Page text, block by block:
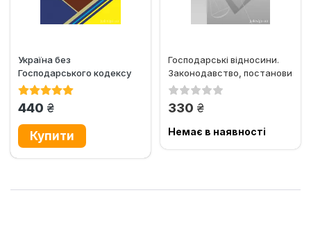
Україна без
Господарського кодексу
440 грн.
Господарські відносини.
Законодавство, постанови
Пленуму, узагальнення...
330 грн.
Немає в наявності